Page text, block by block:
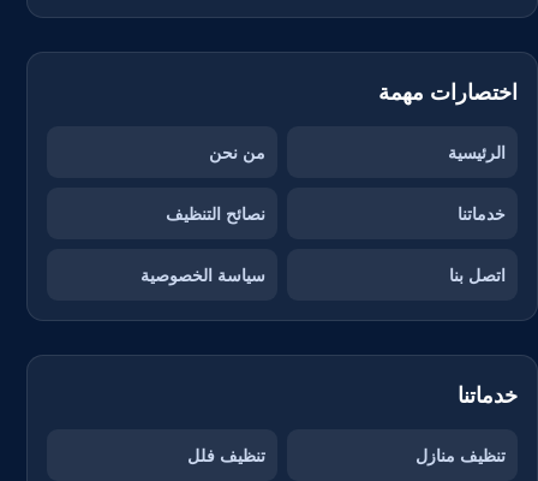
اختصارات مهمة
الرئيسية من نحن
خدماتنا نصائح التنظيف
اتصل بنا سياسة الخصوصية
خدماتنا
تنظيف منازل تنظيف فلل